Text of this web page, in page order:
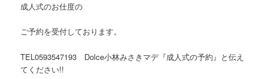
成人式のお仕度の
ご予約を受付しております。
TEL0593547193 Dolce小林みさきマデ『成人式の予約』と伝え
てください!!